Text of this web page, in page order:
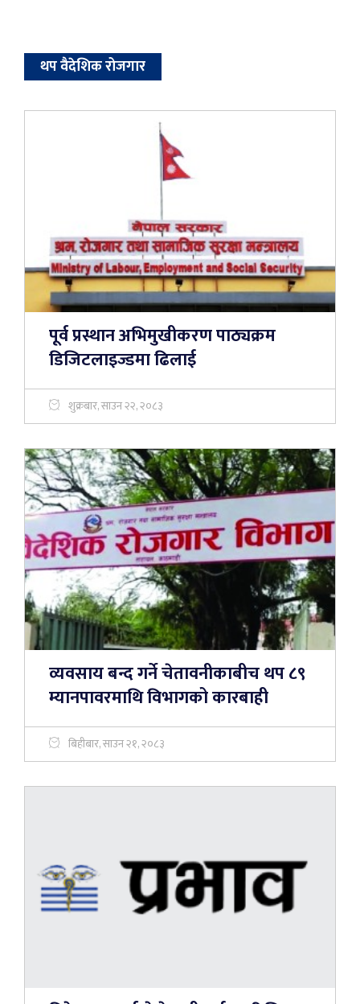
थप वैदेशिक रोजगार
पूर्व प्रस्थान अभिमुखीकरण पाठ्यक्रम
डिजिटलाइज्डमा ढिलाई
शुक्रबार, साउन २२, २०८३
व्यवसाय बन्द गर्ने चेतावनीकाबीच थप ८९
म्यानपावरमाथि विभागको कारबाही
बिहीबार, साउन २१, २०८३